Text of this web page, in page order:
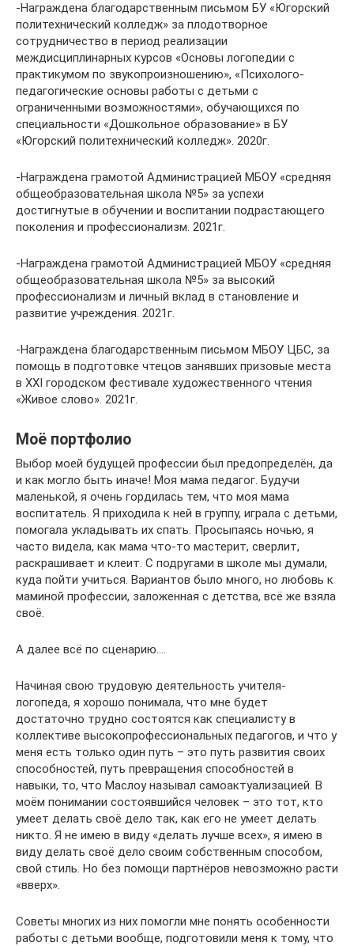
-Награждена благодарственным письмом БУ «Югорский
политехнический колледж» за плодотворное
сотрудничество в период реализации
междисциплинарных курсов «Основы логопедии с
практикумом по звукопроизношению», «Психолого-
педагогические основы работы с детьми с
ограниченными возможностями», обучающихся по
специальности «Дошкольное образование» в БУ
«Югорский политехнический колледж». 2020г.
-Награждена грамотой Администрацией МБОУ «средняя
общеобразовательная школа №5» за успехи
достигнутые в обучении и воспитании подрастающего
поколения и профессионализм. 2021г.
-Награждена грамотой Администрацией МБОУ «средняя
общеобразовательная школа №5» за высокий
профессионализм и личный вклад в становление и
развитие учреждения. 2021г.
-Награждена благодарственным письмом МБОУ ЦБС, за
помощь в подготовке чтецов занявших призовые места
в XXI городском фестивале художественного чтения
«Живое слово». 2021г.
Моё портфолио
Выбор моей будущей профессии был предопределён, да
и как могло быть иначе! Моя мама педагог. Будучи
маленькой, я очень гордилась тем, что моя мама
воспитатель. Я приходила к ней в группу, играла с детьми,
помогала укладывать их спать. Просыпаясь ночью, я
часто видела, как мама что-то мастерит, сверлит,
раскрашивает и клеит. С подругами в школе мы думали,
куда пойти учиться. Вариантов было много, но любовь к
маминой профессии, заложенная с детства, всё же взяла
своё.
А далее всё по сценарию….
Начиная свою трудовую деятельность учителя-
логопеда, я хорошо понимала, что мне будет
достаточно трудно состоятся как специалисту в
коллективе высокопрофессиональных педагогов, и что у
меня есть только один путь – это путь развития своих
способностей, путь превращения способностей в
навыки, то, что Маслоу называл самоактуализацией. В
моём понимании состоявшийся человек – это тот, кто
умеет делать своё дело так, как его не умеет делать
никто. Я не имею в виду «делать лучше всех», я имею в
виду делать своё дело своим собственным способом,
свой стиль. Но без помощи партнёров невозможно расти
«вверх».
Советы многих из них помогли мне понять особенности
работы с детьми вообще, подготовили меня к тому, что